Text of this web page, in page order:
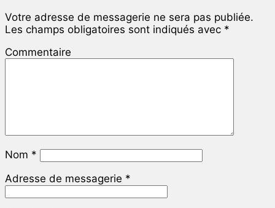
Votre adresse de messagerie ne sera pas publiée.
Les champs obligatoires sont indiqués avec *
Commentaire
Nom *
Adresse de messagerie *